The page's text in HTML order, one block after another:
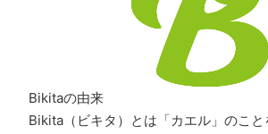
Bikitaの由来
Bikita（ビキタ）とは「カエル」のこ